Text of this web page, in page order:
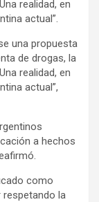
realidad, en
actual”.
una propuesta
de drogas, la
realidad, en
actual”,
a hechos
como
respetando la